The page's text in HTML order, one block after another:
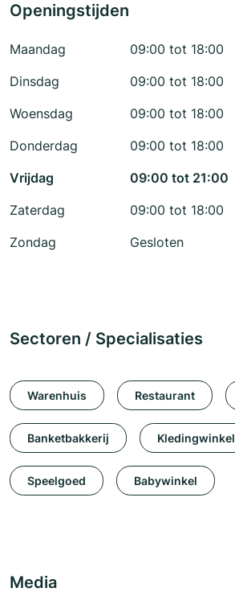
Openingstijden
Maandag
09:00 tot 18:00
Dinsdag
09:00 tot 18:00
Woensdag
09:00 tot 18:00
Donderdag
09:00 tot 18:00
Vrijdag
09:00 tot 21:00
Zaterdag
09:00 tot 18:00
Zondag
Gesloten
Sectoren / Specialisaties
Warenhuis Restaurant
Banketbakkerij Kledingwinkel
Speelgoed Babywinkel
Media